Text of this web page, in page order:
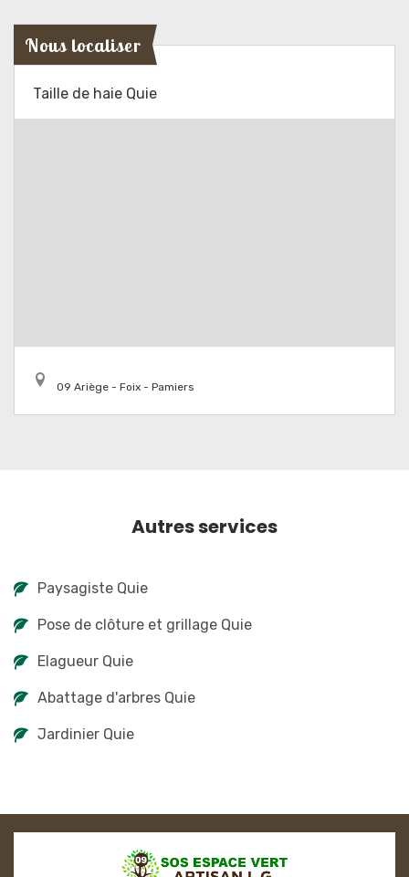
Nous localiser
Taille de haie Quie
09 Ariège - Foix - Pamiers
Autres services
Paysagiste Quie
Pose de clôture et grillage Quie
Elagueur Quie
Abattage d'arbres Quie
Jardinier Quie